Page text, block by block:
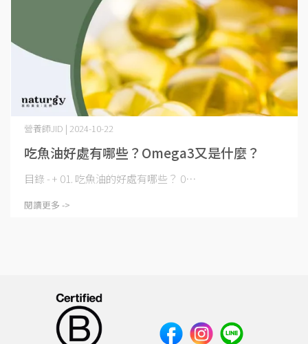
吃魚油好處有哪些？Omega3又是什麼？
營養師JID | 2024-10-22
目錄 - + 01. 吃魚油的好處有哪些？ 0⋯
閱讀更多 ->